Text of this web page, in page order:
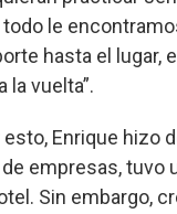
le
hasta el lugar,
la vuelta”.
Enrique hizo
empresas, tuvo
Sin embargo,